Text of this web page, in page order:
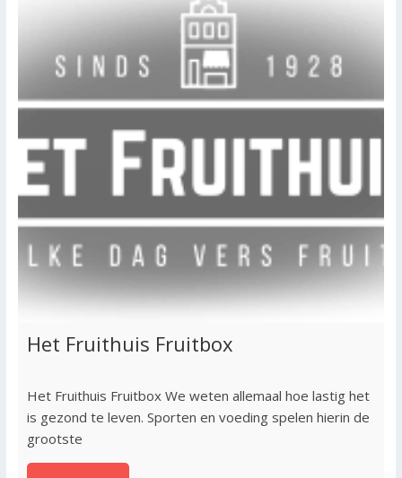
Het Fruithuis Fruitbox
Het Fruithuis Fruitbox We weten allemaal hoe lastig het
is gezond te leven. Sporten en voeding spelen hierin de
grootste